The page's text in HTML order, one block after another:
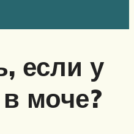
если у
в моче?